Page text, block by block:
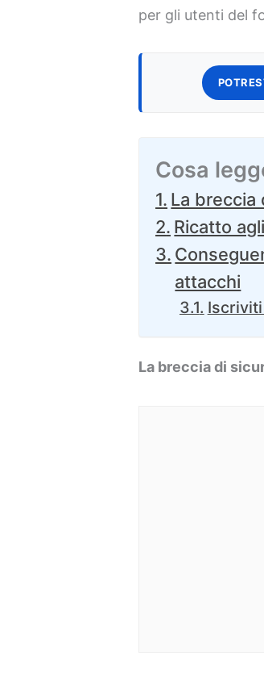
per gli utenti del
Cosa
La breccia
Ricatto
attacchi
La breccia di